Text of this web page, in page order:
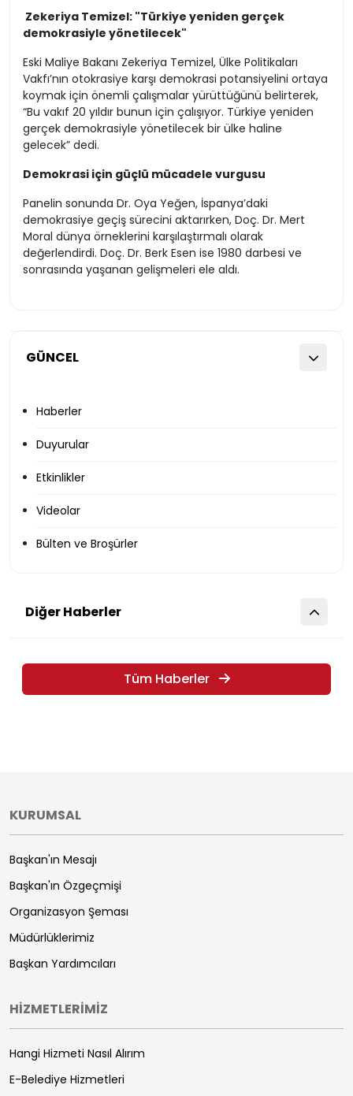
GÜNCEL
Haberler
Duyurular
Etkinlikler
Videolar
Bülten ve Broşürler
Zekeriya Temizel: "Türkiye yeniden gerçek
demokrasiyle yönetilecek"
Eski Maliye Bakanı Zekeriya Temizel, Ülke Politikaları
Vakfı’nın otokrasiye karşı demokrasi potansiyelini ortaya
koymak için önemli çalışmalar yürüttüğünü belirterek,
“Bu vakıf 20 yıldır bunun için çalışıyor. Türkiye yeniden
gerçek demokrasiyle yönetilecek bir ülke haline
gelecek” dedi.
Demokrasi için güçlü mücadele vurgusu
Panelin sonunda Dr. Oya Yeğen, İspanya’daki
demokrasiye geçiş sürecini aktarırken, Doç. Dr. Mert
Moral dünya örneklerini karşılaştırmalı olarak
değerlendirdi. Doç. Dr. Berk Esen ise 1980 darbesi ve
sonrasında yaşanan gelişmeleri ele aldı.
Diğer Haberler
Tüm Haberler
KURUMSAL
Başkan'ın Mesajı
Başkan'ın Özgeçmişi
Organizasyon Şeması
Müdürlüklerimiz
Başkan Yardımcıları
HİZMETLERİMİZ
Hangi Hizmeti Nasıl Alırım
E-Belediye Hizmetleri